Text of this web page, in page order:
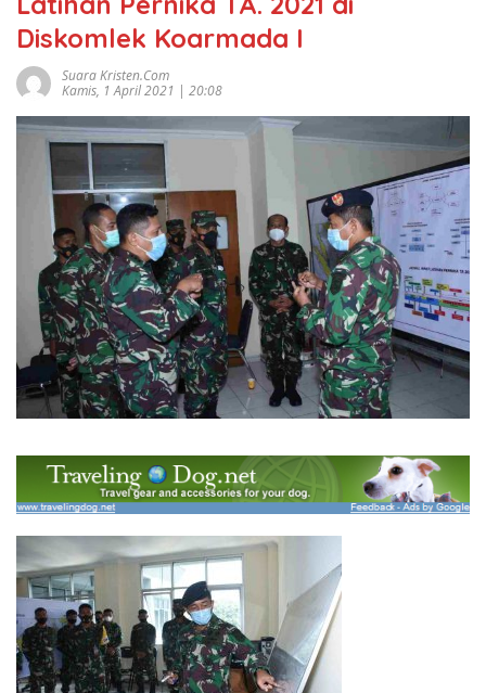
Diskomlek Koarmada I
Suara Kristen.com
Kamis, 1 April 2021 | 20:08